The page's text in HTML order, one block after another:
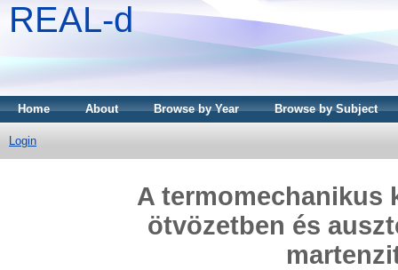
REAL-d
Home About Browse by Year Browse by Subject
Login
A termomechanikus
ötvözetben és